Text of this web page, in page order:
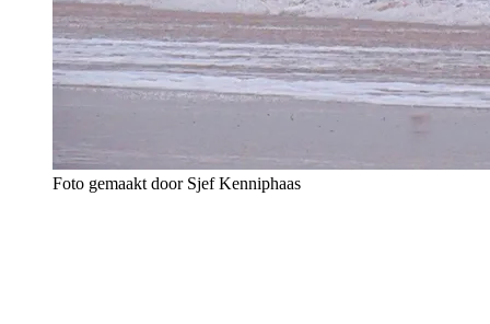
Foto gemaakt door Sjef Kenniphaas